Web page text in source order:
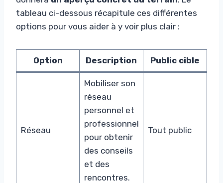
tableau ci-dessous récapitule ces différentes
options pour vous aider à y voir plus clair :
Option Description Public cible
Réseau
Mobiliser son
réseau
personnel et
professionnel
pour obtenir
des conseils
et des
rencontres.
Tout public